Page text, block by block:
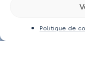
Politique de